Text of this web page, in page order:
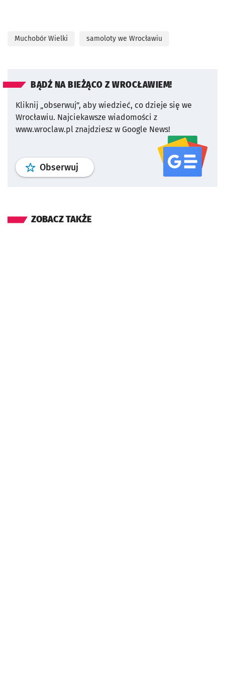
Muchobór Wielki samoloty we Wrocławiu
BĄDŹ NA BIEŻĄCO Z WROCŁAWIEM!
Kliknij „obserwuj”, aby wiedzieć, co dzieje się we
Wrocławiu. Najciekawsze wiadomości z
www.wroclaw.pl znajdziesz w Google News!
Obserwuj profil serwisu
ZOBACZ TAKŻE